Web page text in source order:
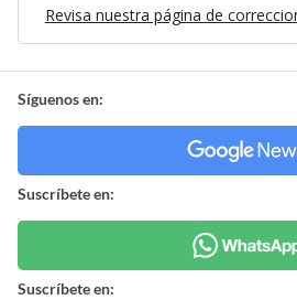
Revisa nuestra página de
Síguenos en:
Suscríbete en:
Suscríbete en: